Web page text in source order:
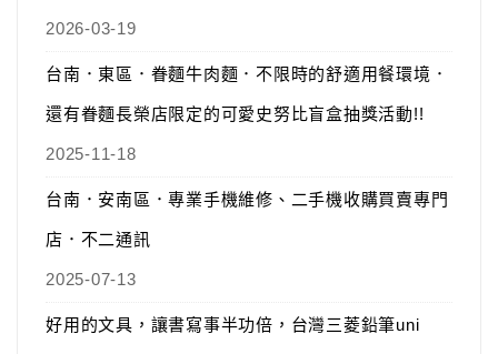
2026-03-19
台南．東區．眷麵牛肉麵．不限時的舒適用餐環境．
還有眷麵長榮店限定的可愛史努比盲盒抽獎活動!!
2025-11-18
台南．安南區．專業手機維修、二手機收購買賣專門
店．不二通訊
2025-07-13
好用的文具，讓書寫事半功倍，台灣三菱鉛筆uni